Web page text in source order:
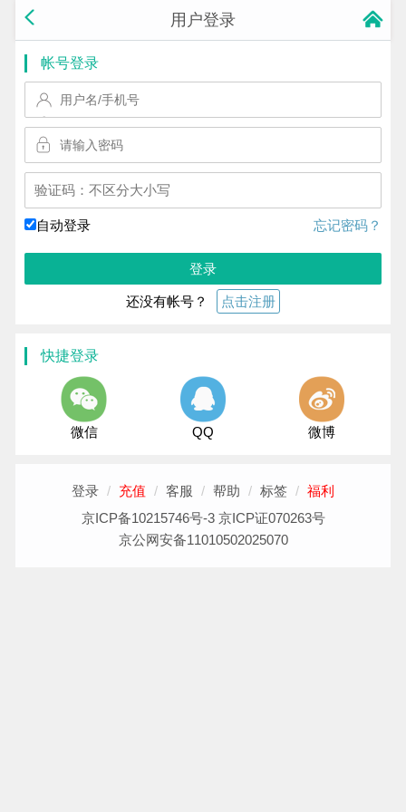
用户登录
帐号登录
自动登录 忘记密码？
登录
还没有帐号？ 点击注册
快捷登录
微信 QQ 微博
登录 / 充值 / 客服 / 帮助 / 标签 / 福利
京ICP备10215746号-3 京ICP证070263号
京公网安备11010502025070